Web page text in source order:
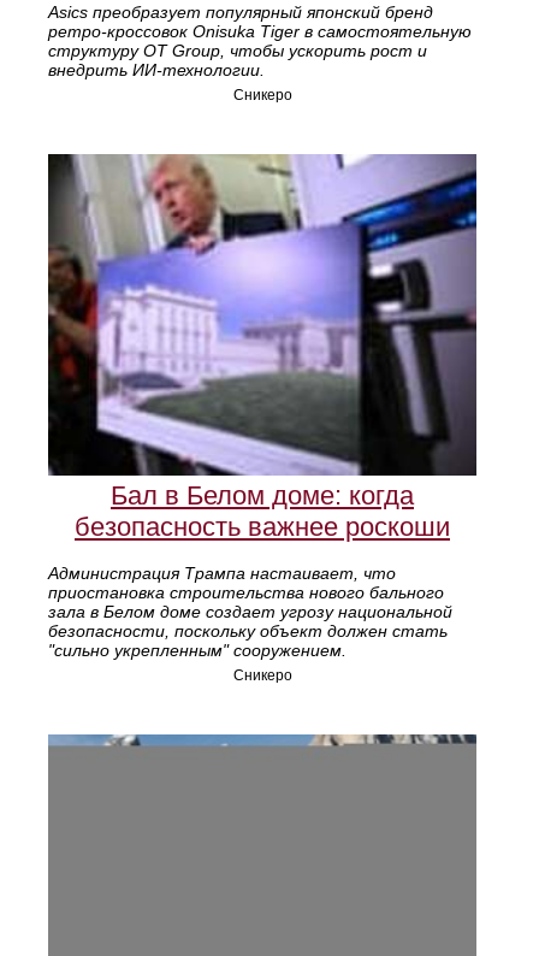
Asics преобразует популярный японский бренд
ретро‑кроссовок Onisuka Tiger в самостоятельную
структуру OT Group, чтобы ускорить рост и
внедрить ИИ‑технологии.
Сникеро
Бал в Белом доме: когда
безопасность важнее роскоши
Администрация Трампа настаивает, что
приостановка строительства нового бального
зала в Белом доме создает угрозу национальной
безопасности, поскольку объект должен стать
"сильно укрепленным" сооружением.
Сникеро